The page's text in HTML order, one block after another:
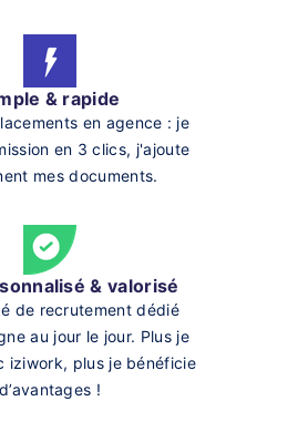
& rapide
en agence : je
en 3 clics, j'ajoute
mes documents.
& valorisé
de recrutement dédié
au jour le jour. Plus je
iziwork, plus je bénéficie
d’avantages !